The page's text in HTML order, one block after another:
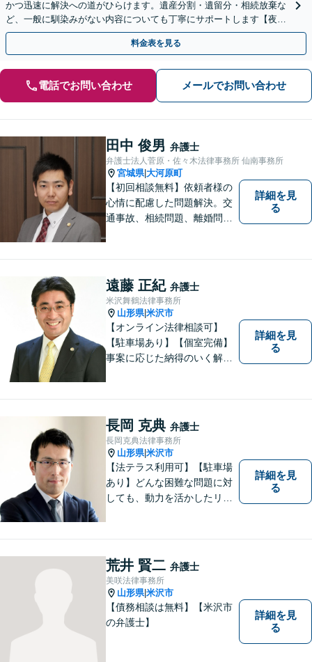
かつ迅速に解決への道がひらけます。遺産分割・遺留分・相続放棄な
ど、一般に馴染みがない内容についても丁寧にサポートします【夜
間・休日相談可】【オンライン相談可】
料金表を見る
電話でお問い合わせ メールでお問い合わせ
田中 俊男 弁護士
弁護士法人菅原・佐々木法律事務所 仙南事務所
宮城県|大河原町
【初回相談無料】依頼者様の
心情に配慮した問題解決。交
通事故、相続問題、離婚問題
籍。お困りの方はお気軽にご
相談ください。【大河原フォ
ルテ内】
詳細を見
る
遠藤 正紀 弁護士
米沢舞鶴法律事務所
山形県|米沢市
【オンライン法律相談可】
【駐車場あり】【個室完備】
事案に応じた納得のいく解決
詳細を見
る
長岡 克典 弁護士
長岡克典法律事務所
山形県|米沢市
【法テラス利用可】【駐車場
あり】どんな困難な問題に対
しても、動力を活かしたリー
いた案件は1日でも早く解決す
るよう努力することで早期解
決を目指します。 お気軽にご
相談ください。
詳細を見
る
荒井 賢二 弁護士
美咲法律事務所
山形県|米沢市
【債務相談は無料】【米沢市
の弁護士】
詳細を見
る